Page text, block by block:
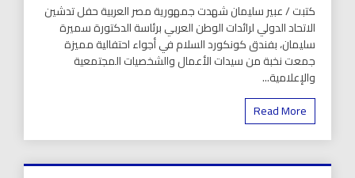
كتبت / عبير سليمان شهدت جمهورية مصر العربية حفل تدشين
الاتحاد الدولي لرائدات الوطن العربي برئاسة الدكتورة سميرة
سليمان، بفندق كونكورد السلام في أجواء احتفالية مميزة
جمعت نخبة من سيدات الأعمال والشخصيات المجتمعية
والإعلامية...
Read More